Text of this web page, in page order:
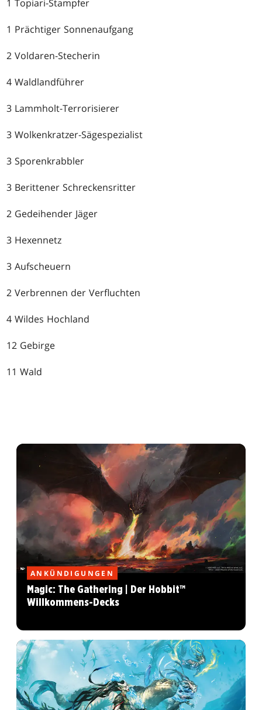
1 Topiari-Stampfer
1 Prächtiger Sonnenaufgang
2 Voldaren-Stecherin
4 Waldlandführer
3 Lammholt-Terrorisierer
3 Wolkenkratzer-Sägespezialist
3 Sporenkrabbler
3 Berittener Schreckensritter
2 Gedeihender Jäger
3 Hexennetz
3 Aufscheuern
2 Verbrennen der Verfluchten
4 Wildes Hochland
12 Gebirge
11 Wald
ANKÜNDIGUNGEN
Magic: The Gathering | Der Hobbit™
Willkommens-Decks